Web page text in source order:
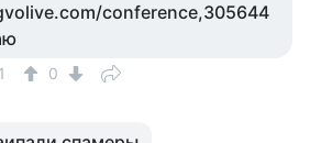
conference,305644
1
0